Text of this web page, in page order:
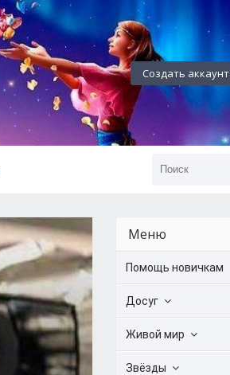
Создать аккаунт
Меню
Помощь новичкам
Досуг
Живой мир
Звёзды